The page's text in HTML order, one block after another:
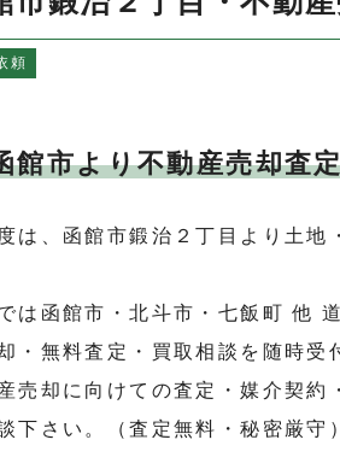
頼
館市より不動産売却査
は、函館市鍛治２丁目より土地
は函館市・北斗市・七飯町 他
・無料査定・買取相談を随時受
売却に向けての査定・媒介契約
下さい。（査定無料・秘密厳守）